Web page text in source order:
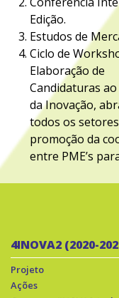
Edição.
Estudos de
Ciclo de
Elaboração de
Candidaturas ao
da Inovação,
todos os
promoção da
entre PME’s
4INOVA2 (2020-
Projeto
Ações